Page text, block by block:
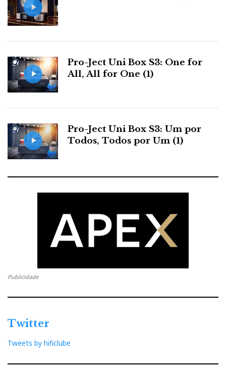
Pro-Ject Uni Box S3: One for
All, All for One (1)
Pro-Ject Uni Box S3: Um por
Todos, Todos por Um (1)
Publicidade
Twitter
Tweets by hificlube